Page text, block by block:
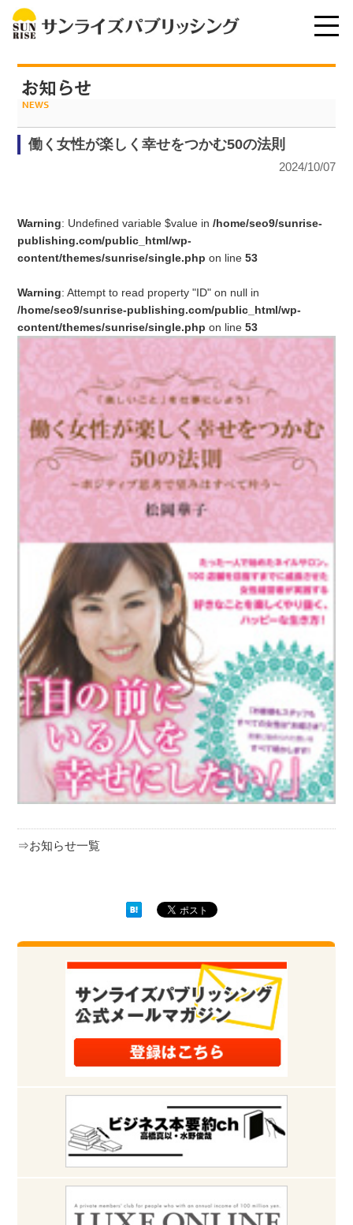
働く女性が楽しく幸せをつかむ50の法則
2024/10/07
Warning: Undefined variable $value in/home/seo9/sunrise-
publishing.com/public_html/wp-
content/themes/sunrise/single.php on line53
Warning: Attempt to read property "ID" on null in
/home/seo9/sunrise-publishing.com/public_html/wp-
content/themes/sunrise/single.php on line53
⇒お知らせ一覧